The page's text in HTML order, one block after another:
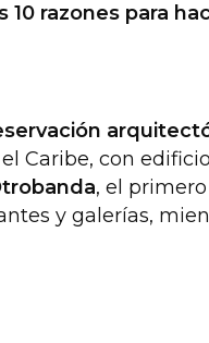
razones para
Caribe, con
, el
y galerías,